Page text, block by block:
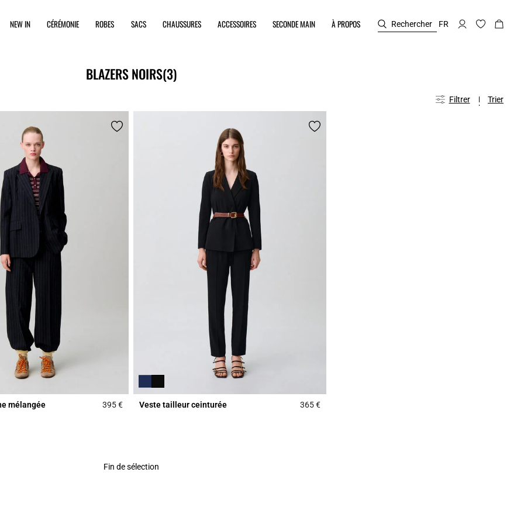
NEW IN CÉRÉMONIE ROBES SACS CHAUSSURES ACCESSOIRES SECONDE MAIN À PROPOS Rechercher FR
BLAZERS NOIRS(3)
Filtrer Trier
mélangée 395 €5 out of 5 Customer Rating
Veste tailleur ceinturée 365 €3,7 out of 5 Customer Rating
Fin de sélection